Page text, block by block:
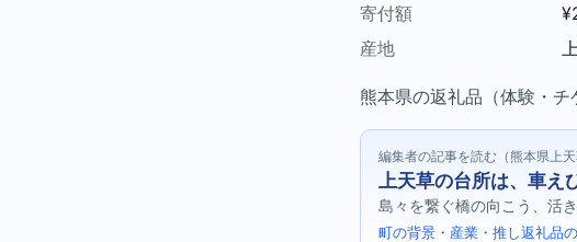
寄付額
産地
熊本県の返礼品（体験・
編集者の記事を読む（熊本県上天
上天草の台所は、車え
島々を繋ぐ橋の向こう、活
町の背景・産業・推し返礼品